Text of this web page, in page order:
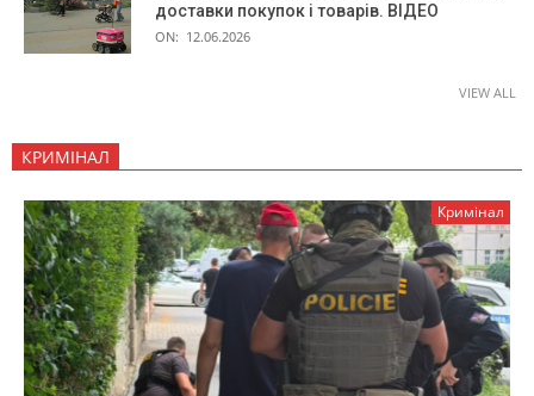
доставки покупок і товарів. ВІДЕО
ON: 12.06.2026
VIEW ALL
КРИМІНАЛ
Кримінал